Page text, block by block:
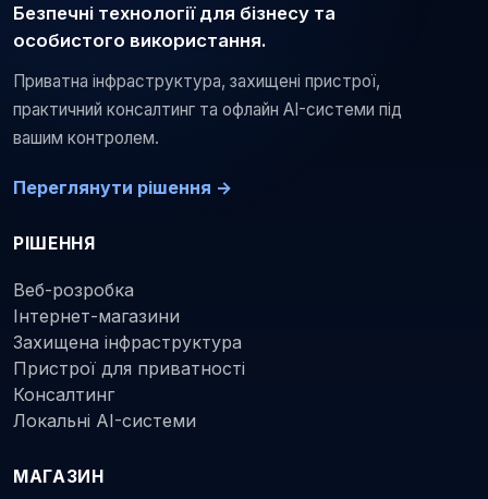
Безпечні технології для бізнесу та
особистого використання.
Приватна інфраструктура, захищені пристрої,
практичний консалтинг та офлайн AI-системи під
вашим контролем.
Переглянути рішення →
РІШЕННЯ
Веб-розробка
Інтернет-магазини
Захищена інфраструктура
Пристрої для приватності
Консалтинг
Локальні AI-системи
МАГАЗИН